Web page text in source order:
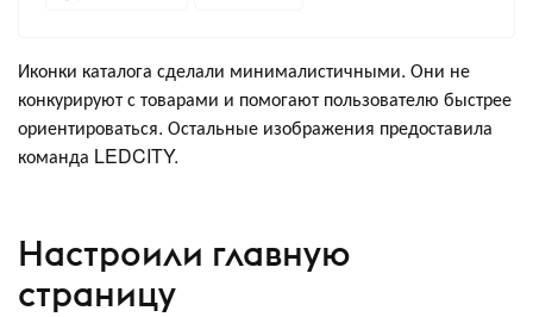
Иконки каталога сделали минималистичными. Они не
конкурируют с товарами и помогают пользователю быстрее
ориентироваться. Остальные изображения предоставила
команда LEDCITY.
Настроили главную
страницу